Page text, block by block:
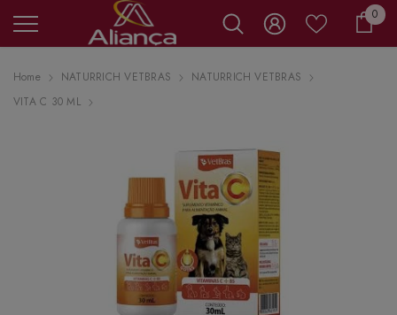
00
Home NATURRICH VETBRAS
NATURRICH VETBRAS
VITA C 30 ML